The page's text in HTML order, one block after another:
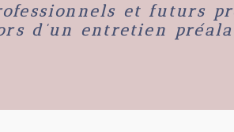
et futurs
d’un entretien